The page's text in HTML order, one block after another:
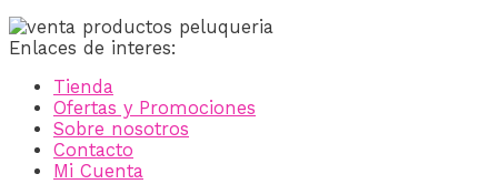
Enlaces de interes:
Tienda
Ofertas y Promociones
Sobre nosotros
Contacto
Mi Cuenta